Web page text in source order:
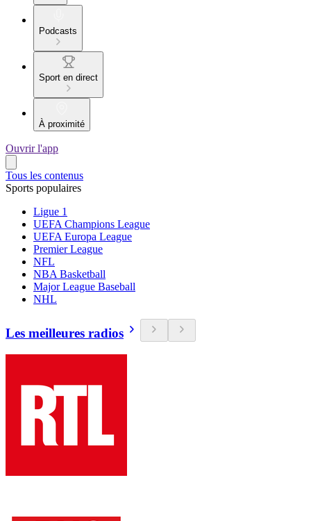
Podcasts
Sport en direct
À proximité
Ouvrir l'app
Tous les contenus
Sports populaires
Ligue 1
UEFA Champions League
UEFA Europa League
Premier League
NFL
NBA Basketball
Major League Baseball
NHL
Les meilleures radios